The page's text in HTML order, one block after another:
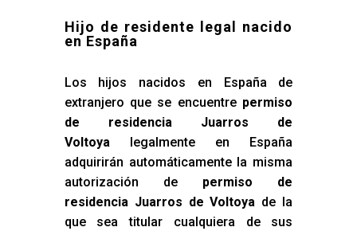
Hijo de residente legal nacido
en España
Los hijos nacidos en España de
extranjero que se encuentre permiso
de residencia Juarros de
Voltoyalegalmente en España
adquirirán automáticamente la misma
autorización de permiso de
residencia Juarros de Voltoya de la
que sea titular cualquiera de sus